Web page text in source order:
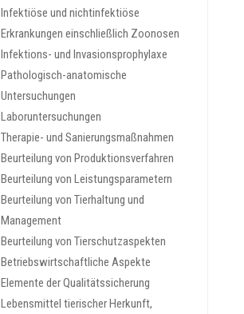
Infektiöse und nichtinfektiöse
Erkrankungen einschließlich Zoonosen
Infektions- und Invasionsprophylaxe
Pathologisch-anatomische
Untersuchungen
Laboruntersuchungen
Therapie- und Sanierungsmaßnahmen
Beurteilung von Produktionsverfahren
Beurteilung von Leistungsparametern
Beurteilung von Tierhaltung und
Management
Beurteilung von Tierschutzaspekten
Betriebswirtschaftliche Aspekte
Elemente der Qualitätssicherung
Lebensmittel tierischer Herkunft,